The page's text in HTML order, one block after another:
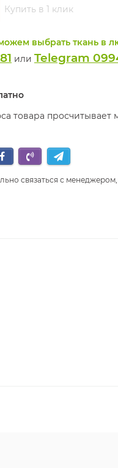
Купить в 1 клик
выбрать ткань в
или Telegram
товара
связаться с